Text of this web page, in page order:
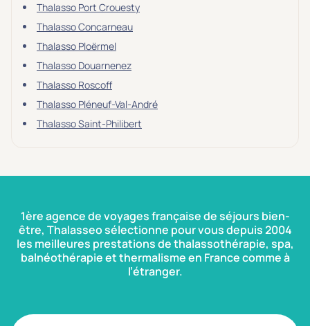
Thalasso Port Crouesty
Thalasso Concarneau
Thalasso Ploërmel
Thalasso Douarnenez
Thalasso Roscoff
Thalasso Pléneuf-Val-André
Thalasso Saint-Philibert
1ère agence de voyages française de séjours bien-
être, Thalasseo sélectionne pour vous depuis 2004
les meilleures prestations de thalassothérapie, spa,
balnéothérapie et thermalisme en France comme à
l’étranger.